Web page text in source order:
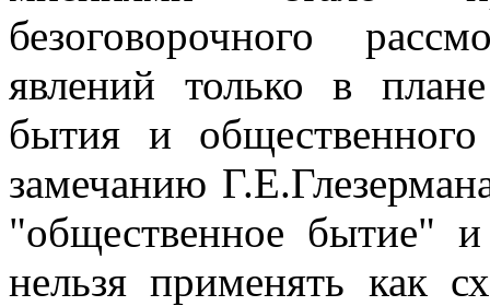
безоговорочного
явлений только в
бытия и
замечанию
"общественное бытие"
нельзя применять как